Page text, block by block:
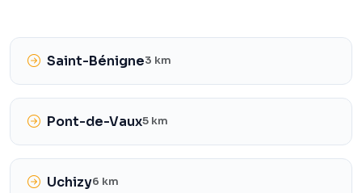
Saint-Bénigne3 km
Pont-de-Vaux5 km
Uchizy6 km